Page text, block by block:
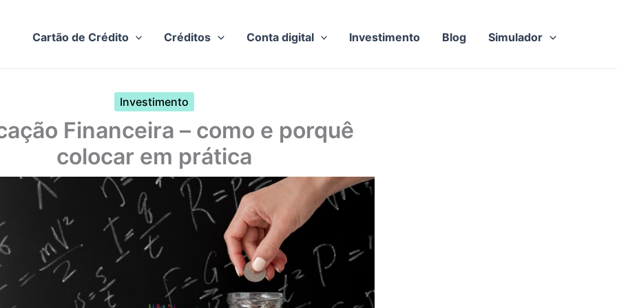
Cartão de Crédito Créditos Conta digital Investimento Blog Simulador
Investimento
Financeira – como e porquê
colocar em prática